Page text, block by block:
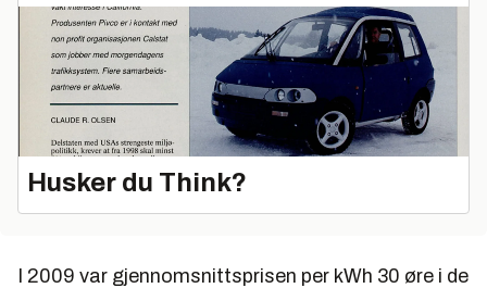
Husker du Think?
I 2009 var gjennomsnittsprisen per kWh 30 øre i de